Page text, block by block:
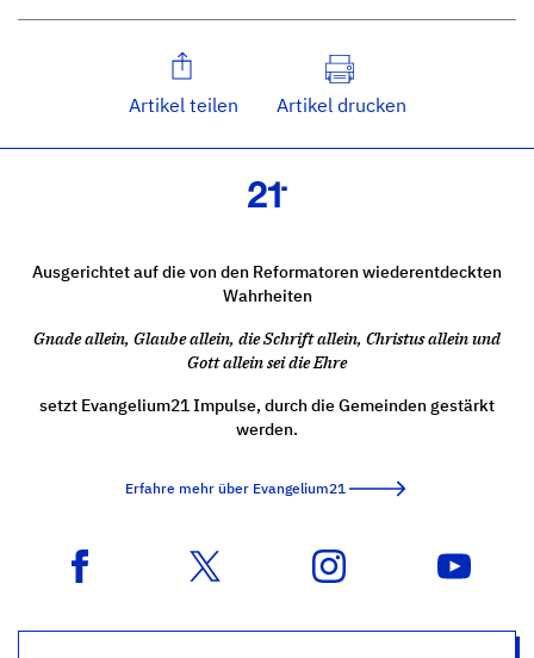
Artikel teilen Artikel drucken
Ausgerichtet auf die von den Reformatoren wiederentdeckten
Wahrheiten
Gnade allein, Glaube allein, die Schrift allein, Christus allein und
Gott allein sei die Ehre
setzt Evangelium21 Impulse, durch die Gemeinden gestärkt
werden.
Erfahre mehr über Evangelium21